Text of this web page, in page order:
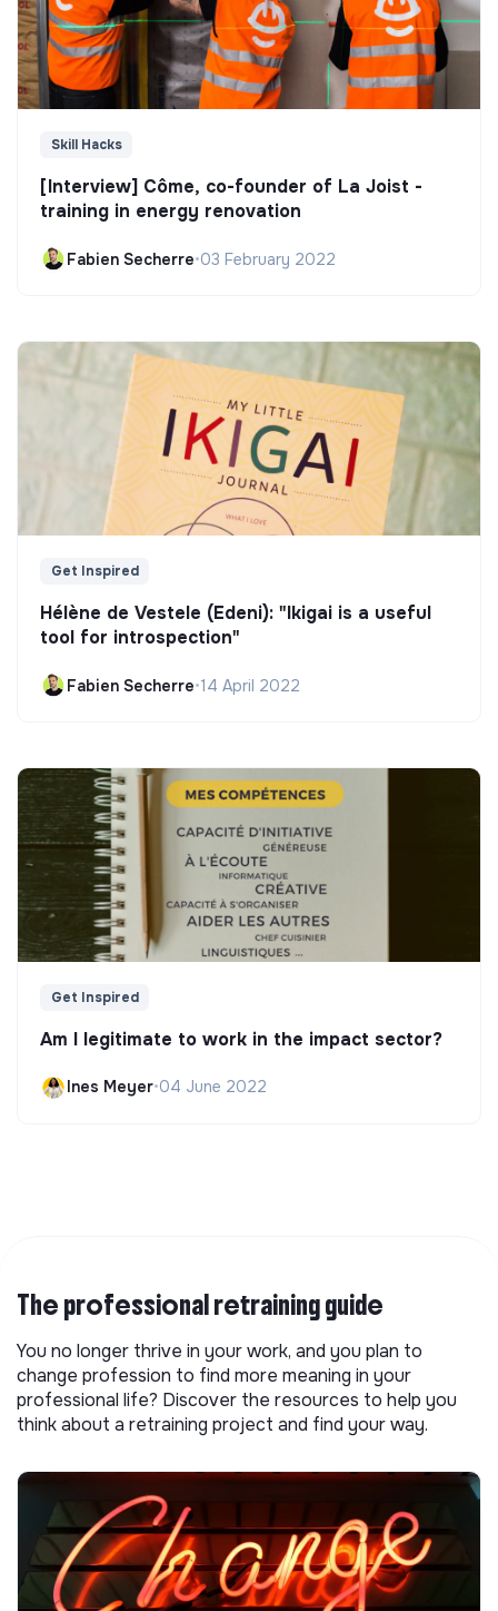
Skill Hacks
[Interview] Côme, co-founder of La Joist -
training in energy renovation
Fabien Secherre•03 February 2022
Get Inspired
Hélène de Vestele (Edeni): "Ikigai is a useful
tool for introspection"
Fabien Secherre•14 April 2022
Get Inspired
Am I legitimate to work in the impact sector?
Ines Meyer•04 June 2022
The professional retraining guide
You no longer thrive in your work, and you plan to
change profession to find more meaning in your
professional life? Discover the resources to help you
think about a retraining project and find your way.